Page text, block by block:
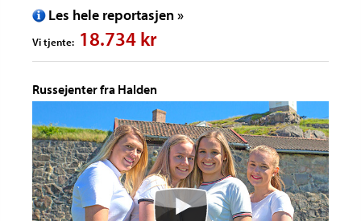
Les hele reportasjen »
Vi tjente: 18.734 kr
Russejenter fra Halden